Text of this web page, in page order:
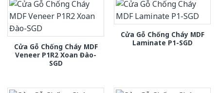
Cửa Gỗ Chống Cháy MDF
Veneer P1R2 Xoan Đào-
SGD
Cửa Gỗ Chống Cháy MDF
Laminate P1-SGD